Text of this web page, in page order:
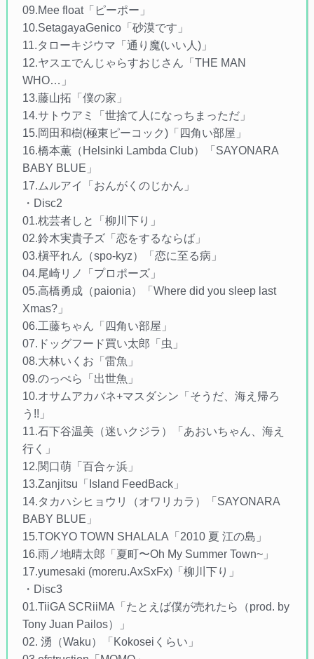
09.Mee float「ピーポー」
10.SetagayaGenico「砂漠です」
11.タローキジウマ「通り魔(いい人)」
12.ヤスエでんじゃらすおじさん「THE MAN
WHO…」
13.藤山拓「僕の家」
14.サトウアミ「世捨て人になっちまっただ」
15.岡田和樹(極東ピーコック)「四角い部屋」
16.橋本薫（Helsinki Lambda Club）「SAYONARA
BABY BLUE」
17.ムルアイ「おんがくのじかん」
・Disc2
01.枕芸者しと「柳川下り」
02.鈴木実貴子ズ「恋をするならば」
03.槇平れん（spo-kyz）「恋に至る病」
04.尾崎リノ「プロポーズ」
05.高橋勇成（paionia）「Where did you sleep last
Xmas?」
06.工藤ちゃん「四角い部屋」
07.ドッグフード買い太郎「虫」
08.大林いくお「雷魚」
09.のっぺら「出世魚」
10.オサムアカバネ+マスダシン「そうだ、海え帰ろ
う!!」
11.石下谷温美（迷いクジラ）「あおいちゃん、海え
行く」
12.関口萌「百合ヶ浜」
13.Zanjitsu「Island FeedBack」
14.タカハシヒョウリ（オワリカラ）「SAYONARA
BABY BLUE」
15.TOKYO TOWN SHALALA「2010 夏 江の島」
16.雨ノ地晴太郎「夏町〜Oh My Summer Town~」
17.yumesaki (moreru.AxSxFx)「柳川下り」
・Disc3
01.TiiGA SCRiiMA「たとえば僕が売れたら（prod. by
Tony Juan Pailos）」
02. 湧（Waku）「Kokoseiくらい」